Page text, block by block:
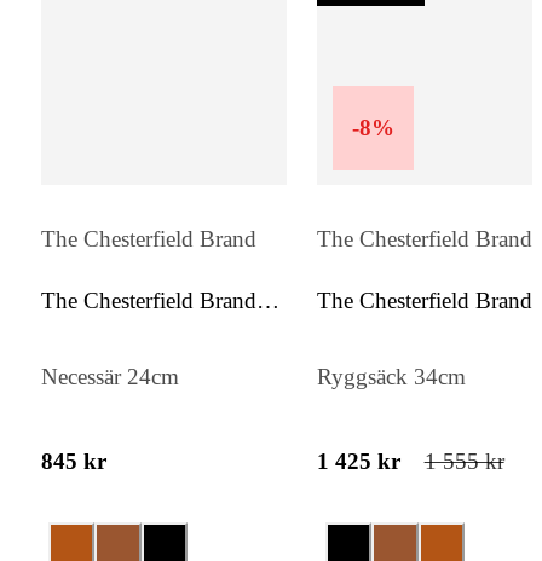
The Chesterfield Brand
The Chesterfield Brand
Necessär 24cm
845 kr
-8%
The Chesterfield Brand
The Chesterfield Brand
Ryggsäck 34cm
1 425 kr 1 555 kr